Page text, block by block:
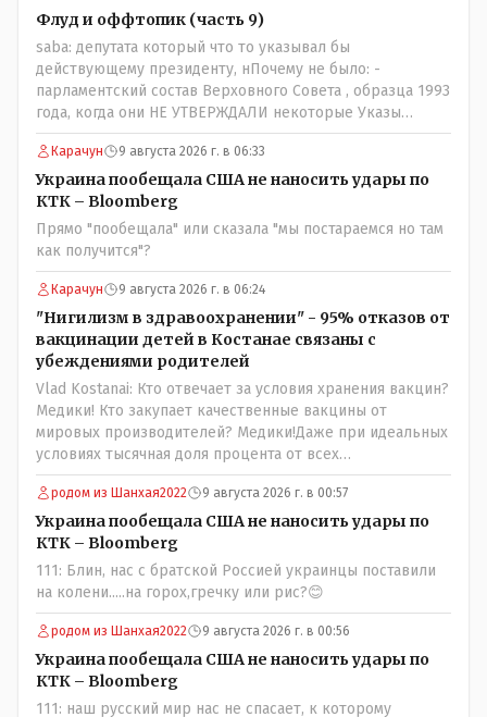
Флуд и оффтопик (часть 9)
saba: депутата который что то указывал бы
действующему президенту, нПочему не было: -
парламентский состав Верховного Совета , образца 1993
года, когда они НЕ УТВЕРЖДАЛИ некоторые Указы
Назарбаева, особенно в части выборов и перевыборов и
некоторых вопросах внутренней политики, и тогда
Назарбай волевым Указом РАСПУСТИЛ этот бунтарский
состав. Имя - Серикболсын Абдильдин вам знакомо -
юывший секретарь ЦК КП Казахстана , впоследствии -
депутат Верховного Совета и Мажлиса и Председатель
партии коммунстов- он в то время и после и причём
НЕОДНОКРАТНО, указывал и многократно на недостатки
Назарбая и предлагал ему самому ДОБРОВОЛЬНО уйти с
поста Президента.
Карачун 9 августа 2026 г. в 06:33
Украина пообещала США не наносить удары по
КТК – Bloomberg
Прямо "пообещала" или сказала "мы постараемся но там
как получится"?
Карачун 9 августа 2026 г. в 06:24
"Нигилизм в здравоохранении" - 95% отказов от
вакцинации детей в Костанае связаны с
убеждениями родителей
Vlad Kostanai: Кто отвечает за условия хранения вакцин?
Медики! Кто закупает качественные вакцины от
мировых производителей? Медики!Даже при идеальных
условиях тысячная доля процента от всех
вакцинированных может иметь плохие последствия от
прививки. Бумага нужна как защита от дол.....бов не
дружащих с школьными курсами предметов, в
частности биологии и математики. Vlad Kostanai: Поэтому
люди и отказываются и я в том числе своих не
прививал.Лично я вам и тем другим людям благодарен.
Добровольные действия направленные на сокращение
частотности появления в популяции соответствующих
комбинаций генов заслуживают благодарности. Мы и
без того основательно загубили нормальный
естественный отбор.
родом из Шанхая2022 9 августа 2026 г. в 00:57
Украина пообещала США не наносить удары по
КТК – Bloomberg
111: Блин, нас с братской Россией украинцы поставили
на колени.....на горох,гречку или рис?😊
родом из Шанхая2022 9 августа 2026 г. в 00:56
Украина пообещала США не наносить удары по
КТК – Bloomberg
111: наш русский мир нас не спасает, к которому